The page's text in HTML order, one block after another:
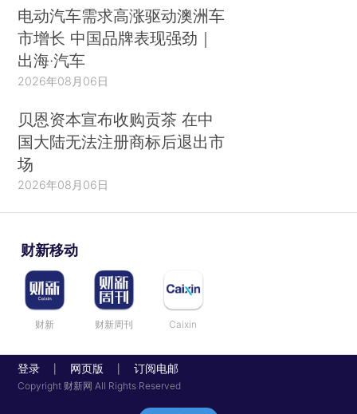
电动汽车需求高涨驱动澳洲车
市增长 中国品牌表现强劲｜
出海·汽车
2026年08月06日
贝恩资本宣布收购贡茶 在中
国大陆无法注册商标后退出市
场
2026年08月06日
财新移动
财新 财新周刊 Caixin
登录 网页版 订阅电邮
Copyright 财新网 All Rights Reserved